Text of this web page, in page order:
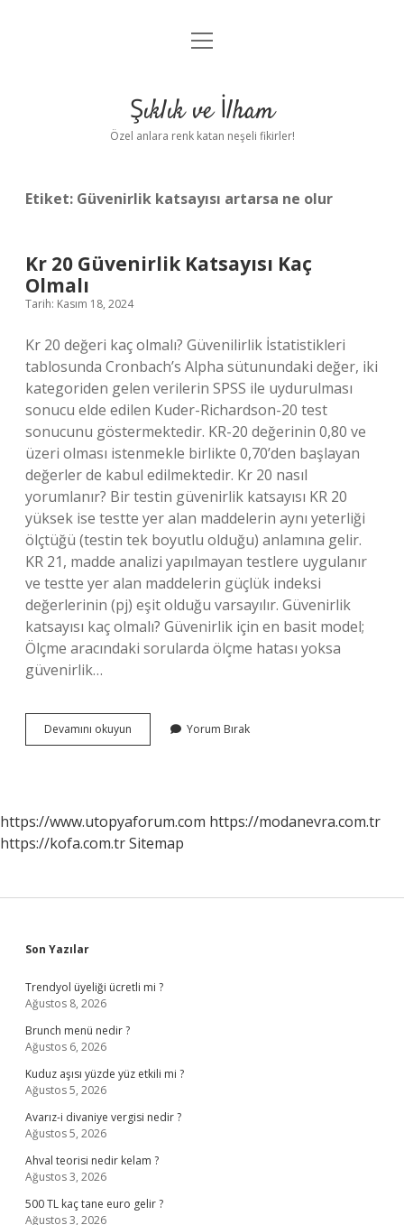
Anasayfa
Yasal Uyarı
menüyü
Şıklık ve İlham
Özel anlara renk katan neşeli fikirler!
Etiket: Güvenirlik katsayısı artarsa ne olur
Kr 20 Güvenirlik Katsayısı Kaç
Olmalı
Tarih: Kasım 18, 2024
Kr 20 değeri kaç olmalı? Güvenilirlik İstatistikleri
tablosunda Cronbach’s Alpha sütunundaki değer, iki
kategoriden gelen verilerin SPSS ile uydurulması
sonucu elde edilen Kuder-Richardson-20 test
sonucunu göstermektedir. KR-20 değerinin 0,80 ve
üzeri olması istenmekle birlikte 0,70’den başlayan
değerler de kabul edilmektedir. Kr 20 nasıl
yorumlanır? Bir testin güvenirlik katsayısı KR 20
yüksek ise testte yer alan maddelerin aynı yeterliği
ölçtüğü (testin tek boyutlu olduğu) anlamına gelir.
KR 21, madde analizi yapılmayan testlere uygulanır
ve testte yer alan maddelerin güçlük indeksi
değerlerinin (pj) eşit olduğu varsayılır. Güvenirlik
katsayısı kaç olmalı? Güvenirlik için en basit model;
Ölçme aracındaki sorularda ölçme hatası yoksa
güvenirlik…
Devamını okuyun
20
Yorum Bırak
https://www.utopyaforum.com https://modanevra.com.tr
https://kofa.com.trSitemap
Sidebar
Son Yazılar
Trendyol üyeliği ücretli mi ?
Ağustos 8, 2026
Brunch menü nedir ?
Ağustos 6, 2026
Kuduz aşısı yüzde yüz etkili mi ?
Ağustos 5, 2026
Avarız-i divaniye vergisi nedir ?
Ağustos 5, 2026
Ahval teorisi nedir kelam ?
Ağustos 3, 2026
500 TL kaç tane euro gelir ?
Ağustos 3, 2026